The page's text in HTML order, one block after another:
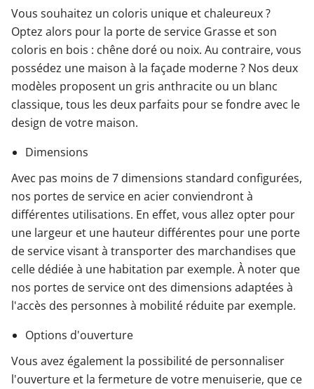
Vous souhaitez un coloris unique et chaleureux ?
Optez alors pour la porte de service Grasse et son
coloris en bois : chêne doré ou noix. Au contraire, vous
possédez une maison à la façade moderne ? Nos deux
modèles proposent un gris anthracite ou un blanc
classique, tous les deux parfaits pour se fondre avec le
design de votre maison.
Dimensions
Avec pas moins de 7 dimensions standard configurées,
nos portes de service en acier conviendront à
différentes utilisations. En effet, vous allez opter pour
une largeur et une hauteur différentes pour une porte
de service visant à transporter des marchandises que
celle dédiée à une habitation par exemple. À noter que
nos portes de service ont des dimensions adaptées à
l'accès des personnes à mobilité réduite par exemple.
Options d'ouverture
Vous avez également la possibilité de personnaliser
l'ouverture et la fermeture de votre menuiserie, que ce